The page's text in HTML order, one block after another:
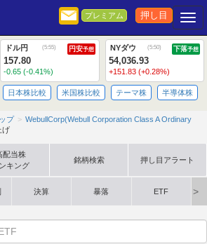
プレミアム 押し目
ドル円 (5:55) 円安予想
157.80
-0.65 (-0.41%)
NYダウ (5:50) 下落予想
54,036.93
+151.83 (+0.28%)
日本株比較 米国株比較 テーマ株 半導体株
プ
WebullCorp(Webull Corporation Class A Ordinary
げ
配当株
キング
銘柄検索 押し目アラート
決算 暴落 ETF